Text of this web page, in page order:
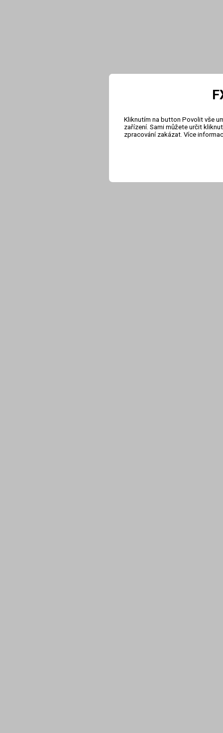
Kliknutím na button Povolit vše
zařízení. Sami můžete určit
zpracování zakázat. Více